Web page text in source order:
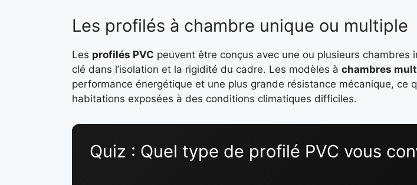
Les profilés à chambre unique ou multiple
Les profilés PVC peuvent être conçus avec une ou plusieurs chambres
clé dans l’isolation et la rigidité du cadre. Les modèles à chambres
performance énergétique et une plus grande résistance mécanique, ce
habitations exposées à des conditions climatiques difficiles.
Quiz : Quel type de profilé PVC vous